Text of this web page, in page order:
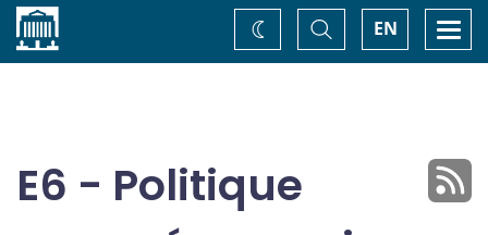
Accueil EN
Basculer
la
recherche
Changez
de
E6 - Politique